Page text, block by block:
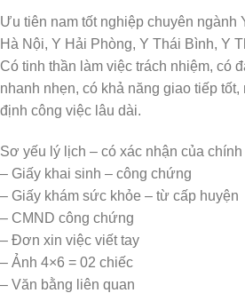
Ưu tiên nam tốt nghiệp chuyên
Hà Nội, Y Hải Phòng, Y Thái Bình, Y
Có tinh thần làm việc trách nhiệm, có
nhanh nhẹn, có khả năng giao tiếp
định công việc lâu dài.
Sơ yếu lý lịch – có xác nhận của chính
– Giấy khai sinh – công chứng
– Giấy khám sức khỏe – từ cấp huyện
– CMND công chứng
– Đơn xin việc viết tay
– Ảnh 4×6 = 02 chiếc
– Văn bằng liên quan